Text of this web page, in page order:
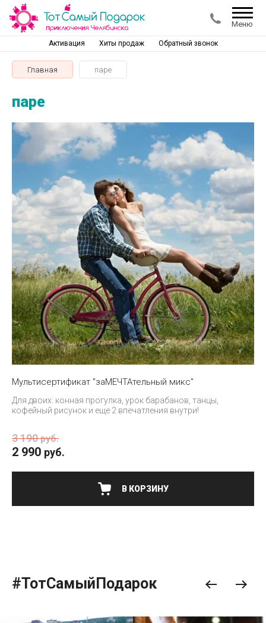
Меню
Активация Хиты продаж Обратный звонок
Главная паре
паре
Мультисертификат "заМЕЧТАтельный микс"
Для двоих: конная прогулка, урок барабанов, танцы,
кофейный рисунок и еще 2 впечатления внутри!
3 190 руб.
2 990 руб.
В КОРЗИНУ
#ТотСамыйПодарок